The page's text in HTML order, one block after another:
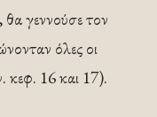
γεννούσε τον
όλες οι
κεφ. 16 και 17).